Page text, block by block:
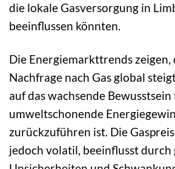
die lokale Gasversorgung in
beeinflussen könnten.
Die Energiemarkttrends zeigen,
Nachfrage nach Gas global
auf das wachsende
umweltschonende
zurückzuführen ist. Die
jedoch volatil, beeinflusst durch